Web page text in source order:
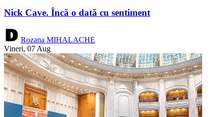
Nick Cave. Încă o dată cu sentiment
Rozana MIHALACHE
Vineri, 07 Aug